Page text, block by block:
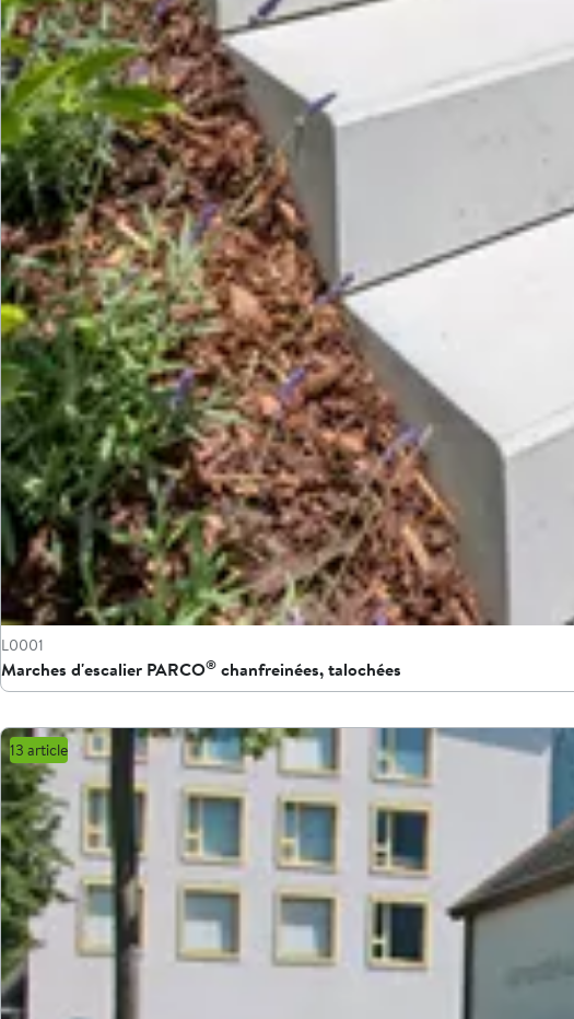
L0001
Marches d'escalier PARCO® chanfreinées, talochées
13 article